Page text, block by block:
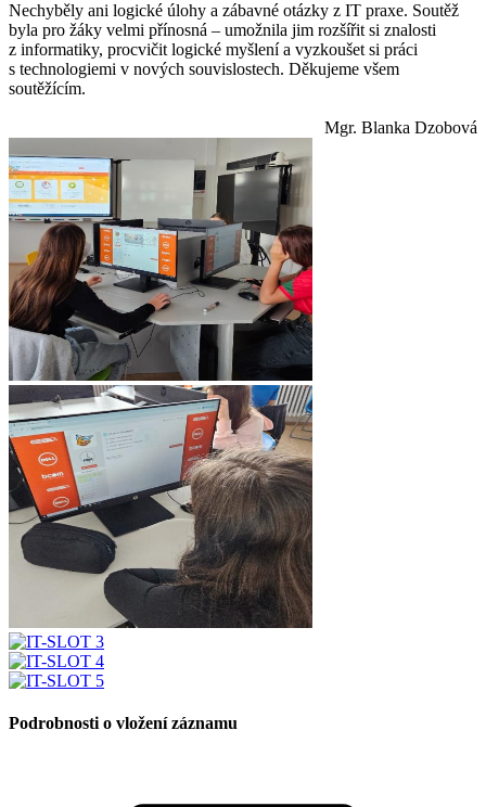
Nechyběly ani logické úlohy a zábavné otázky z IT praxe. Soutěž
byla pro žáky velmi přínosná – umožnila jim rozšířit si znalosti
z informatiky, procvičit logické myšlení a vyzkoušet si práci
s technologiemi v nových souvislostech. Děkujeme všem
soutěžícím.
Mgr. Blanka Dzobová
Podrobnosti o vložení záznamu